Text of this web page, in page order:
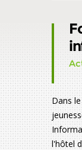
Dans
l'hôtel